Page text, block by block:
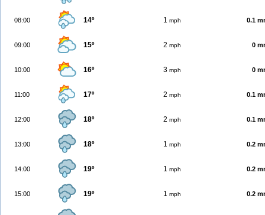
08:00 14º 1 mph 0.1
09:00 15º 2 mph 0
10:00 16º 3 mph 0
11:00 17º 2 mph 0.1
12:00 18º 2 mph 0.1
13:00 18º 1 mph 0.2
14:00 19º 1 mph 0.2
15:00 19º 1 mph 0.2